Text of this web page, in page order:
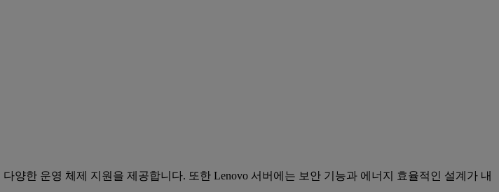
양한 운영 체제 지원을 제공합니다. 또한 Lenovo 서버에는 보안 기능과 에너지 효율적인 설계가 내